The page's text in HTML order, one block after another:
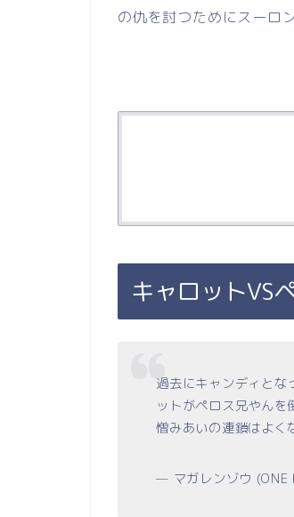
の仇を討つためにスーロ
キャロットVS
過去にキャンディとな
ットがペロス兄やんを
憎みあいの連鎖はよ
— マガレンゾウ (ONE